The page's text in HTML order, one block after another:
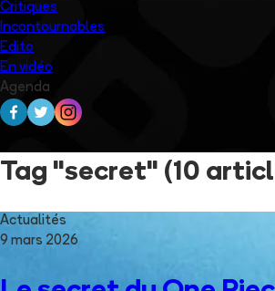
Critiques
Incontournables
Edito
En vidéo
Agenda
Tag "secret" (10
Actualités
9 mars 2026